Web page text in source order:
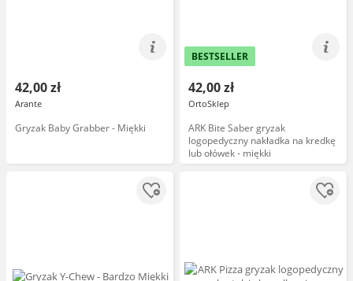
42,00 zł
Arante
Gryzak Baby Grabber - Miękki
BESTSELLER
42,00 zł
OrtoSklep
ARK Bite Saber gryzak
logopedyczny nakładka na kredkę
lub ołówek - miękki